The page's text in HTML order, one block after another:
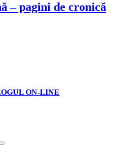
– pagini de cronică
ON-LINE